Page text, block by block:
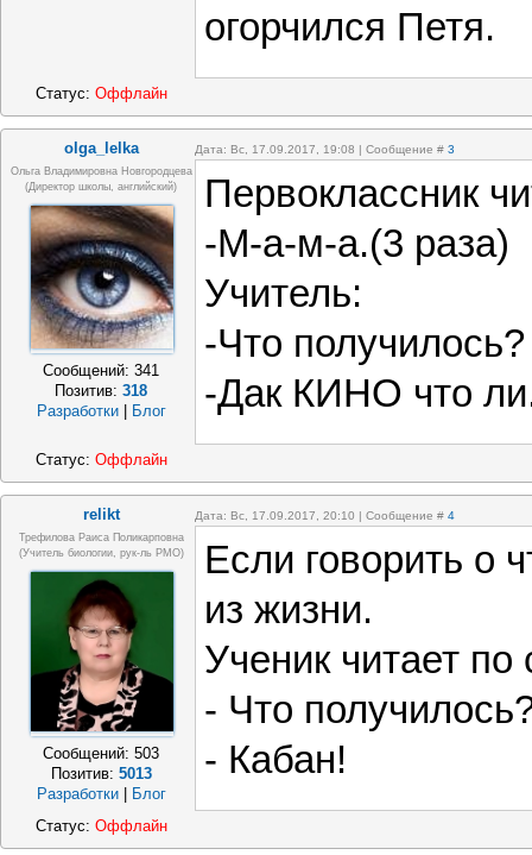
огорчился Петя.
Статус: Оффлайн
olga_lelka Дата: Вс, 17.09.2017, 19:08 | Сообщение # 3
Ольга Владимировна Новгородцева
(директор школы, английский)
Сообщений:341
Позитив:318
Разработки
Блог
Первоклассник
-М-а-м-а.(3 раза)
Учитель:
-Что получилось?
-Дак КИНО что
Статус: Оффлайн
relikt Дата: Вс, 17.09.2017, 20:10 | Сообщение # 4
Трефилова Раиса Поликарповна
(Учитель биологии, рук-ль РМО)
Сообщений:503
Позитив: 5013
Разработки | Блог
Если говорить о
из жизни.
Ученик читает по
- Что
- Кабан!
Статус: Оффлайн